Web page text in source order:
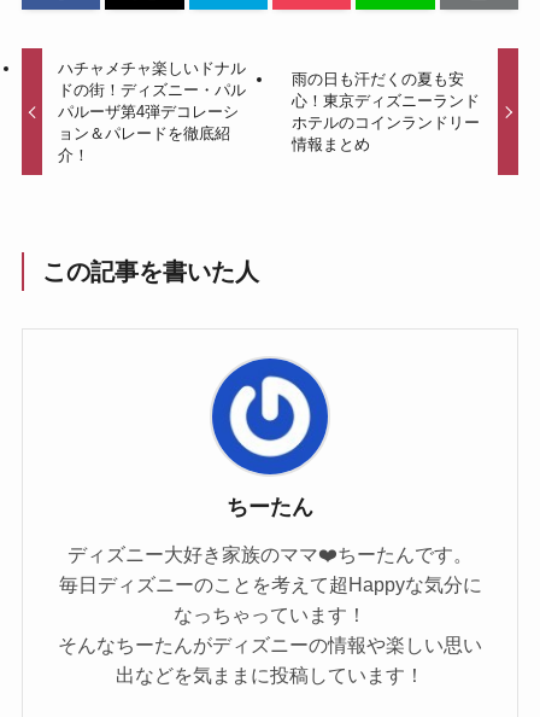
ハチャメチャ楽しいドナル
ドの街！ディズニー・パル
パルーザ第4弾デコレーシ
ョン＆パレードを徹底紹
介！
雨の日も汗だくの夏も安
心！東京ディズニーランド
ホテルのコインランドリー
情報まとめ
この記事を書いた人
ちーたん
ディズニー大好き家族のママ❤️ちーたんです。
毎日ディズニーのことを考えて超Happyな気分に
なっちゃっています！
そんなちーたんがディズニーの情報や楽しい思い
出などを気ままに投稿しています！